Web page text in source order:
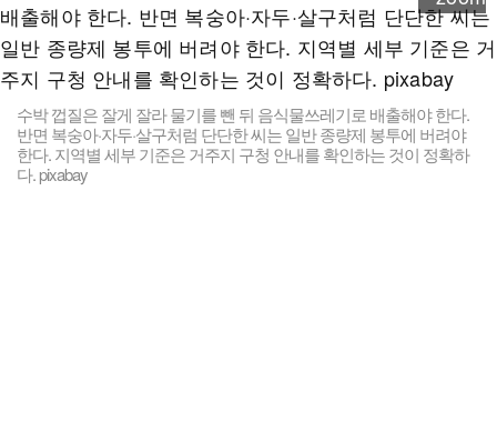
수박 껍질은 잘게 잘라 물기를 뺀 뒤 음식물쓰레기로 배출해야 한다.
반면 복숭아·자두·살구처럼 단단한 씨는 일반 종량제 봉투에 버려야
한다. 지역별 세부 기준은 거주지 구청 안내를 확인하는 것이 정확하
다. pixabay